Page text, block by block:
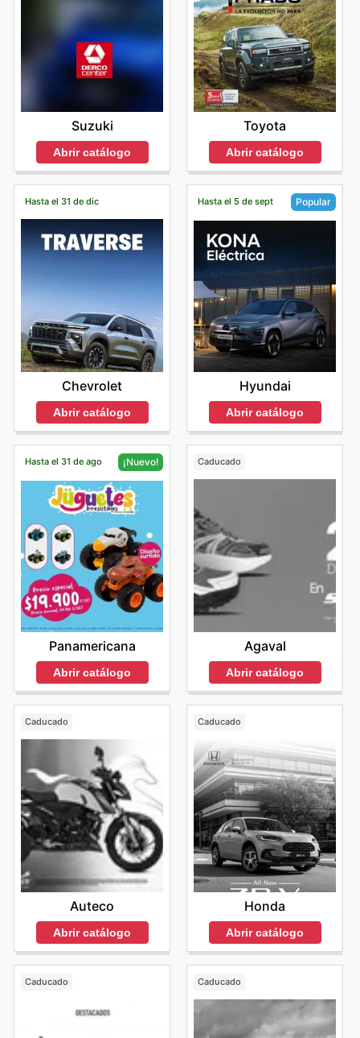
Suzuki
Abrir catálogo
Toyota
Abrir catálogo
Hasta el 31 de dic
Chevrolet
Abrir catálogo
Hasta el 5 de sept Popular
Hyundai
Abrir catálogo
Hasta el 31 de ago ¡Nuevo!
Panamericana
Abrir catálogo
Caducado
Agaval
Abrir catálogo
Caducado
Auteco
Abrir catálogo
Caducado
Honda
Abrir catálogo
Caducado Caducado